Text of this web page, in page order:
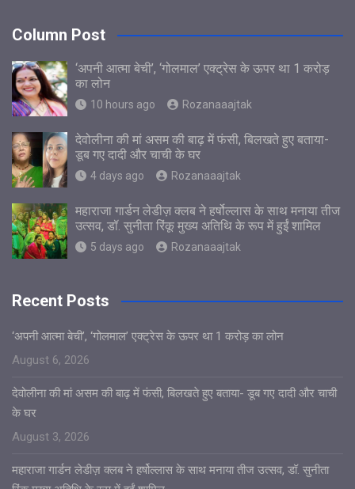
Column Post
‘अपनी आत्मा बेची’, ‘गोलमाल’ एक्ट्रेस के ऊपर था 1 करोड़
का लोन
10 hours ago Rozanaaajtak
देवोलीना की मां असम की बाढ़ में फंसी, बिलखते हुए बताया-
डूब गए दादी और चाची के घर
4 days ago Rozanaaajtak
महाराजा गार्डन लेडीज़ क्लब ने हर्षोल्लास के साथ मनाया तीज
उत्सव, डॉ. सुनीता रिंकू मुख्य अतिथि के रूप में हुईं शामिल
5 days ago Rozanaaajtak
Recent Posts
‘अपनी आत्मा बेची’, ‘गोलमाल’ एक्ट्रेस के ऊपर था 1 करोड़ का लोन
August 6, 2026
देवोलीना की मां असम की बाढ़ में फंसी, बिलखते हुए बताया- डूब गए दादी और चाची
के घर
August 3, 2026
महाराजा गार्डन लेडीज़ क्लब ने हर्षोल्लास के साथ मनाया तीज उत्सव, डॉ. सुनीता